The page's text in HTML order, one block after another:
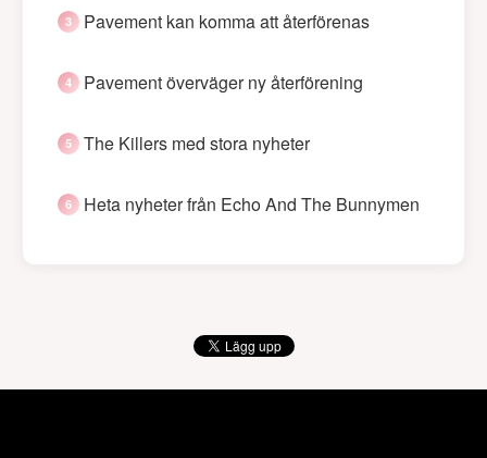
Pavement kan komma att återförenas
Pavement överväger ny återförening
The Killers med stora nyheter
Heta nyheter från Echo And The Bunnymen